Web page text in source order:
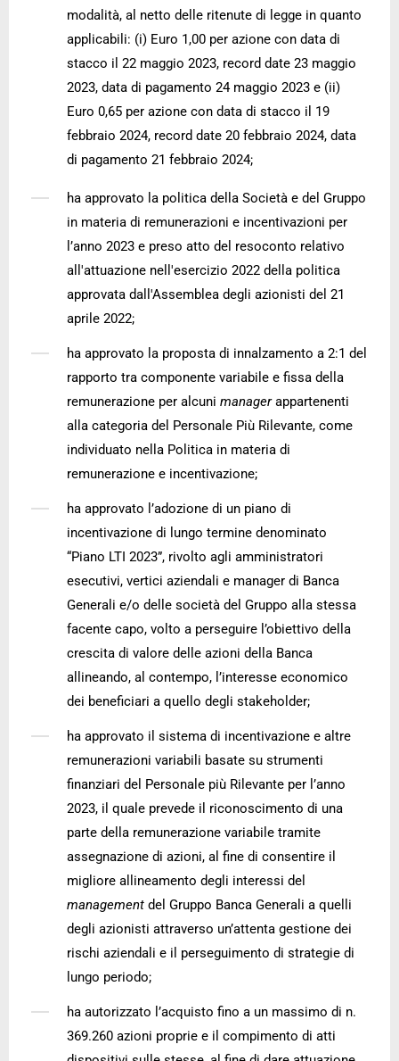
modalità, al netto delle ritenute di legge in quanto
applicabili: (i) Euro 1,00 per azione con data di
stacco il 22 maggio 2023, record date 23 maggio
2023, data di pagamento 24 maggio 2023 e (ii)
Euro 0,65 per azione con data di stacco il 19
febbraio 2024, record date 20 febbraio 2024, data
di pagamento 21 febbraio 2024;
ha approvato la politica della Società e del Gruppo
in materia di remunerazioni e incentivazioni per
l’anno 2023 e preso atto del resoconto relativo
all'attuazione nell'esercizio 2022 della politica
approvata dall'Assemblea degli azionisti del 21
aprile 2022;
ha approvato la proposta di innalzamento a 2:1 del
rapporto tra componente variabile e fissa della
remunerazione per alcuni managerappartenenti
alla categoria del Personale Più Rilevante, come
individuato nella Politica in materia di
remunerazione e incentivazione;
ha approvato l’adozione di un piano di
incentivazione di lungo termine denominato
“Piano LTI 2023”, rivolto agli amministratori
esecutivi, vertici aziendali e manager di Banca
Generali e/o delle società del Gruppo alla stessa
facente capo, volto a perseguire l’obiettivo della
crescita di valore delle azioni della Banca
allineando, al contempo, l’interesse economico
dei beneficiari a quello degli stakeholder;
ha approvato il sistema di incentivazione e altre
remunerazioni variabili basate su strumenti
finanziari del Personale più Rilevante per l’anno
2023, il quale prevede il riconoscimento di una
parte della remunerazione variabile tramite
assegnazione di azioni, al fine di consentire il
migliore allineamento degli interessi del
management del Gruppo Banca Generali a quelli
degli azionisti attraverso un’attenta gestione dei
rischi aziendali e il perseguimento di strategie di
lungo periodo;
ha autorizzato l’acquisto fino a un massimo di n.
369.260 azioni proprie e il compimento di atti